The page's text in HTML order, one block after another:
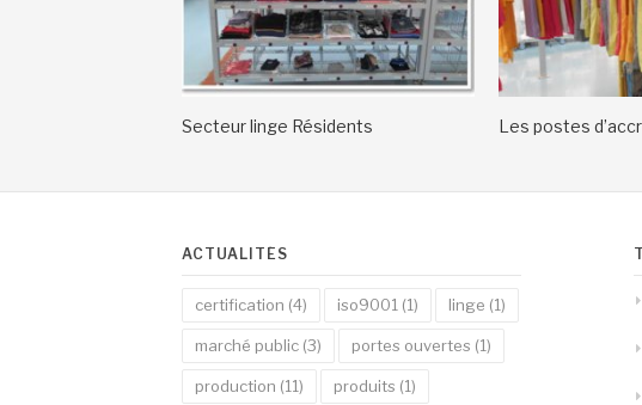
Secteur linge Résidents Les postes
ACTUALITÉS
certification (4) iso9001 (1) linge (1)
marché public (3) portes ouvertes (1)
production (11) produits (1)